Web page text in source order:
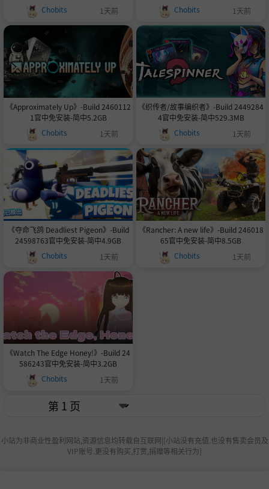
Chobits
1天前
Chobits
1天前
《Approximately Up》-Build 2460112
1官中免安装-简中5.2GB
Chobits
1天前
《织传者/故事编织者》-Build 2449284
4官中免安装-简中529.3MB
Chobits
1天前
《夺命飞鸽 Deadliest Pigeon》-Build
24598763官中免安装-简中4.9GB
Chobits
1天前
《Rancher: A new life》-Build 246018
65官中免安装-简中8.5GB
Chobits
1天前
《Watch The Edge Honey!》-Build 24
586243官中免安装-简中3.2GB
Chobits
1天前
小站为非商业性盈利网站,资源信息均转载自互联网|[小站没有充值.也没有售卖会员及
VIP账号.更没有购买,打赏,捐赠等相关行为]